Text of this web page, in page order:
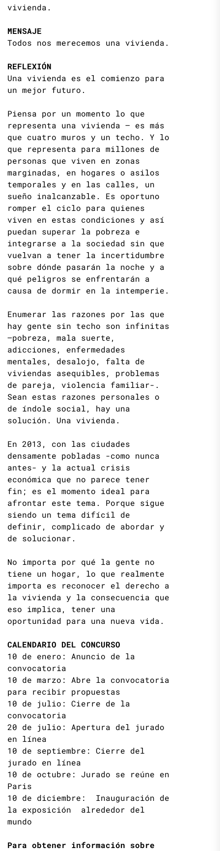
vivienda.
MENSAJE
Todos nos merecemos una vivienda.
REFLEXIÓN
Una vivienda es el comienzo para
un mejor futuro.
Piensa por un momento lo que
representa una vivienda – es más
que cuatro muros y un techo. Y lo
que representa para millones de
personas que viven en zonas
marginadas, en hogares o asilos
temporales y en las calles, un
sueño inalcanzable. Es oportuno
romper el ciclo para quienes
viven en estas condiciones y así
puedan superar la pobreza e
integrarse a la sociedad sin que
vuelvan a tener la incertidumbre
sobre dónde pasarán la noche y a
qué peligros se enfrentarán a
causa de dormir en la intemperie.
Enumerar las razones por las que
hay gente sin techo son infinitas
–pobreza, mala suerte,
adicciones, enfermedades
mentales, desalojo, falta de
viviendas asequibles, problemas
de pareja, violencia familiar-.
Sean estas razones personales o
de índole social, hay una
solución. Una vivienda.
En 2013, con las ciudades
densamente pobladas -como nunca
antes- y la actual crisis
económica que no parece tener
fin; es el momento ideal para
afrontar este tema. Porque sigue
siendo un tema difícil de
definir, complicado de abordar y
de solucionar.
No importa por qué la gente no
tiene un hogar, lo que realmente
importa es reconocer el derecho a
la vivienda y la consecuencia que
eso implica, tener una
oportunidad para una nueva vida.
CALENDARIO DEL CONCURSO
10 de enero: Anuncio de la
convocatoria
10 de marzo: Abre la convocatoria
para recibir propuestas
10 de julio: Cierre de la
convocatoria
20 de julio: Apertura del jurado
en línea
10 de septiembre: Cierre del
jurado en línea
10 de octubre: Jurado se reúne en
Paris
10 de diciembre: Inauguración de
la exposición alrededor del
mundo
Para obtener información sobre